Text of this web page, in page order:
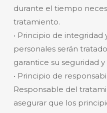
durante el tiempo
tratamiento.
• Principio de
personales serán
garantice su seguridad
• Principio de
Responsable del
asegurar que los